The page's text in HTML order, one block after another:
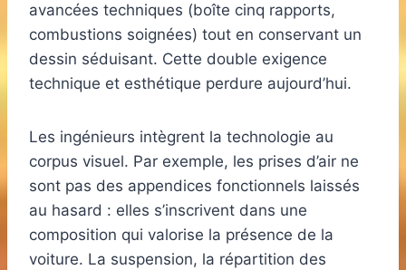
avancées techniques (boîte cinq rapports,
combustions soignées) tout en conservant un
dessin séduisant. Cette double exigence
technique et esthétique perdure aujourd’hui.
Les ingénieurs intègrent la technologie au
corpus visuel. Par exemple, les prises d’air ne
sont pas des appendices fonctionnels laissés
au hasard : elles s’inscrivent dans une
composition qui valorise la présence de la
voiture. La suspension, la répartition des